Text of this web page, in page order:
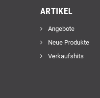
ARTIKEL
Angebote
Neue Produkte
Verkaufshits